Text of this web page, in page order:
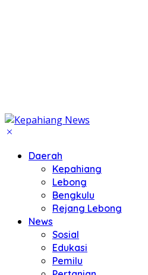
Daerah
Kepahiang
Lebong
Bengkulu
Rejang Lebong
News
Sosial
Edukasi
Pemilu